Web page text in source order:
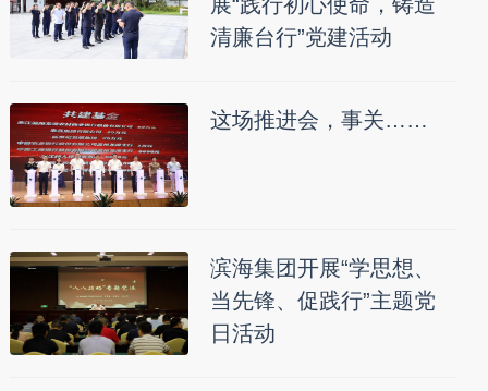
清廉台行”党建活动
这场推进会，事关……
滨海集团开展“学思想、
当先锋、促践行”主题党
日活动